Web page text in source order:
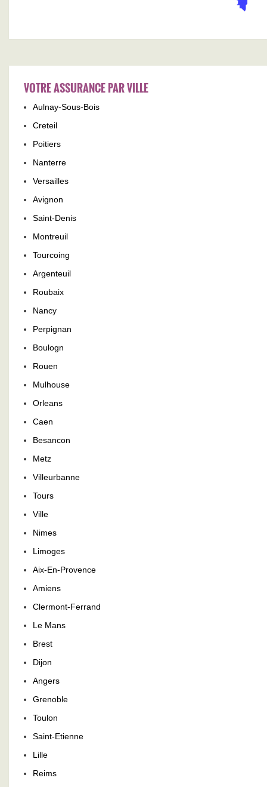
VOTRE ASSURANCE PAR VILLE
Aulnay-Sous-Bois
Creteil
Poitiers
Nanterre
Versailles
Avignon
Saint-Denis
Montreuil
Tourcoing
Argenteuil
Roubaix
Nancy
Perpignan
Boulogn
Rouen
Mulhouse
Orleans
Caen
Besancon
Metz
Villeurbanne
Tours
Ville
Nimes
Limoges
Aix-En-Provence
Amiens
Clermont-Ferrand
Le Mans
Brest
Dijon
Angers
Grenoble
Toulon
Saint-Etienne
Lille
Reims